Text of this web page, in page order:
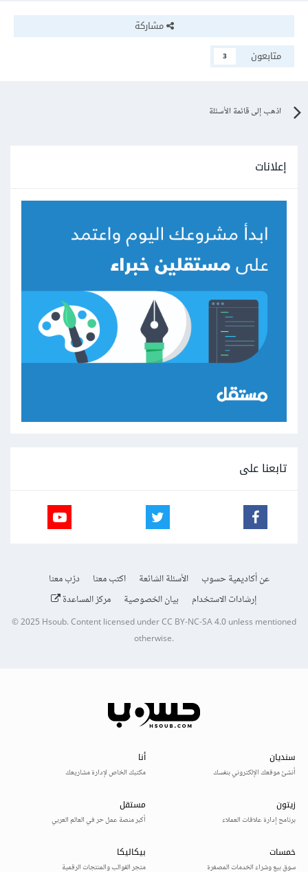
مشاركة
متابعون
3
اذهب إلى قائمة الأسئلة
إعلانات
تابعنا على
عن أكاديمية حسوب الأسئلة الشائعة اكتب معنا
درّب معنا
إرشادات الاستخدام
بيان الخصوصية مركز المساعدة
© 2025Hsoub.Content licensed underCC BY-NC-SA 4.0unless mentioned
otherwise.